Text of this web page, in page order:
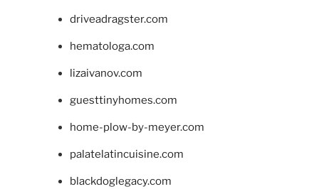
driveadragster.com
hematologa.com
lizaivanov.com
guesttinyhomes.com
home-plow-by-meyer.com
palatelatincuisine.com
blackdoglegacy.com